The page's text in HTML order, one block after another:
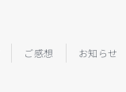
ご感想 お知らせ